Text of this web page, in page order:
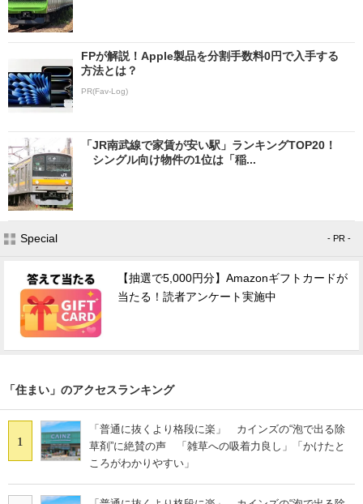
FPが解説！Apple製品を分割手数料0円で入手する
方法とは？
PR(Fav-Log)
「JR南武線で家賃が安い駅」ランキングTOP20！
シングル向け物件の1位は「稲...
Special - PR -
【抽選で5,000円分】Amazonギフトカードが
当たる！読者アンケート実施中
「住まい」のアクセスランキング
1
「普通に抜くより格段に楽」 カインズの“泡で出る除
草剤”に絶賛の声 「雑草への吸着力良し」「かけたと
ころがわかりやすい」